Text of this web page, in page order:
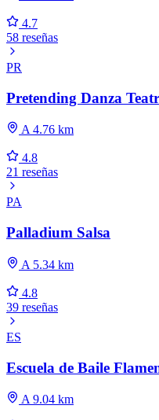
4.7
58 reseñas
PR
Pretending Danza
A 4.76 km
4.8
21 reseñas
PA
Palladium Salsa
A 5.34 km
4.8
39 reseñas
ES
Escuela de Baile
A 9.04 km